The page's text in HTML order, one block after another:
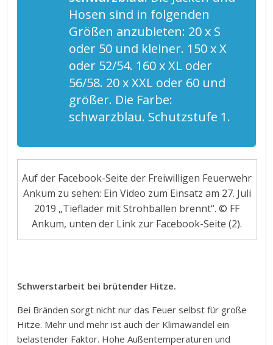
Hosen sind in folgenden
Größen anzubieten: 20 x S
oder 50 und kleiner. 150 x X
oder 52/54. 160 x XL oder
56/58. 20 x XXL oder 60 und
größer. Die Farbe:
schwarzblau. Schutzstufe 1.
Auf der Facebook-Seite der Freiwilligen Feuerwehr
Ankum zu sehen: Ein Video zum Einsatz am 27. Juli
2019 „Tieflader mit Strohballen brennt“. © FF
Ankum, unten der Link zur Facebook-Seite (2).
Schwerstarbeit bei brütender Hitze.
Bei Bränden sorgt nicht nur das Feuer selbst für große
Hitze. Mehr und mehr ist auch der Klimawandel ein
belastender Faktor. Hohe Außentemperaturen und